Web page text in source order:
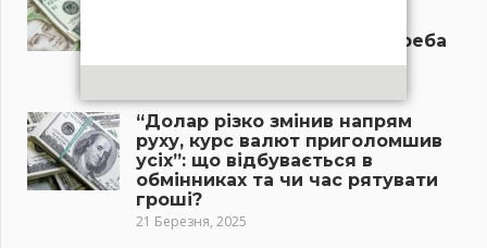
тепер коштує валюта, чи треба
бігти в обмінники?
“Долар різко змінив напрям
руху, курс валют приголомшив
усіх”: що відбувається в
обмінниках та чи час рятувати
гроші?
21 Березня, 2025